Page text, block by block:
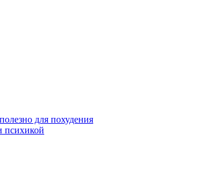
для похудения
психикой